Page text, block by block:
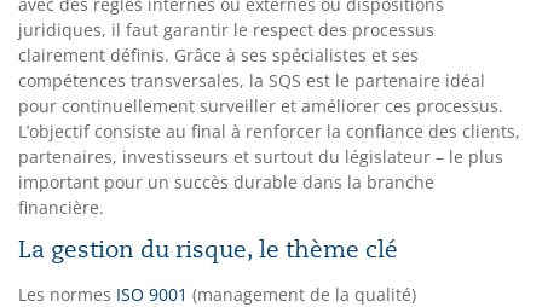
juridiques, il faut garantir le respect des processus
clairement définis. Grâce à ses spécialistes et ses
compétences transversales, la SQS est le partenaire idéal
pour continuellement surveiller et améliorer ces processus.
L’objectif consiste au final à renforcer la confiance des clients,
partenaires, investisseurs et surtout du législateur – le plus
important pour un succès durable dans la branche
financière.
La gestion du risque, le thème clé
Les normes ISO 9001 (management de la qualité)